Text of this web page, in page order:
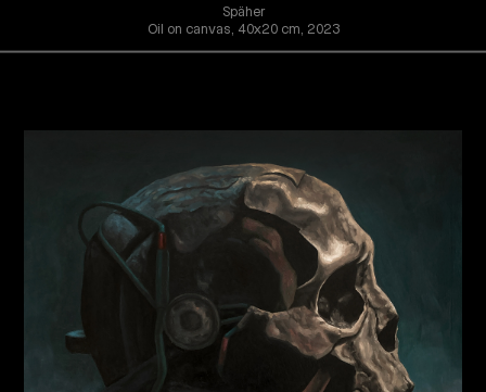
Späher
Oil on canvas, 40x20 cm, 2023